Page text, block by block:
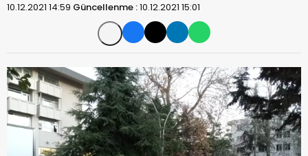
10.12.2021 14:59 Güncellenme :10.12.2021 15:01